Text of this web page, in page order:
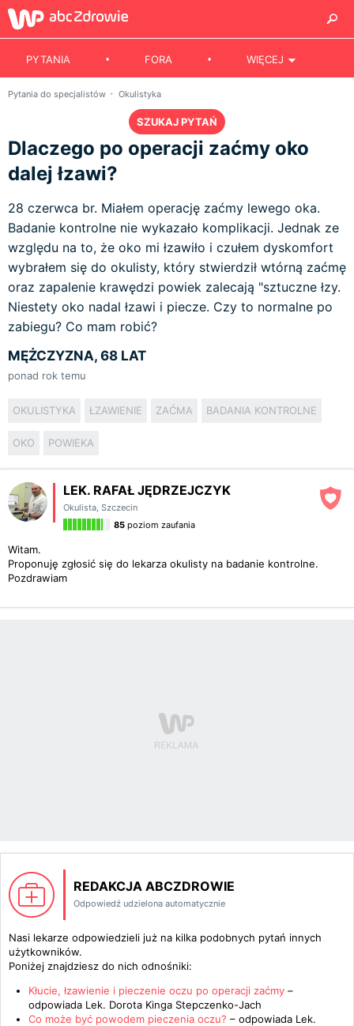
PYTANIA FORA WIĘCEJ
Pytania do specjalistów Okulistyka
SZUKAJ PYTAŃ
Dlaczego po operacji zaćmy oko
dalej łzawi?
28 czerwca br. Miałem operację zaćmy lewego oka.
Badanie kontrolne nie wykazało komplikacji. Jednak ze
względu na to, że oko mi łzawiło i czułem dyskomfort
wybrałem się do okulisty, który stwierdził wtórną zaćmę
oraz zapalenie krawędzi powiek zalecają "sztuczne łzy.
Niestety oko nadal łzawi i piecze. Czy to normalne po
zabiegu? Co mam robić?
MĘŻCZYZNA, 68 LAT
ponad rok temu
OKULISTYKA ŁZAWIENIE ZAĆMA BADANIA KONTROLNE
OKO POWIEKA
LEK. RAFAŁ JĘDRZEJCZYK
Okulista, Szczecin
85 poziom zaufania
Witam.
Proponuję zgłosić się do lekarza okulisty na badanie kontrolne.
Pozdrawiam
REDAKCJA ABCZDROWIE
Odpowiedź udzielona automatycznie
Nasi lekarze odpowiedzieli już na kilka podobnych pytań innych
użytkowników.
Poniżej znajdziesz do nich odnośniki:
Kłucie, łzawienie i pieczenie oczu po operacji zaćmy –
odpowiada Lek. Dorota Kinga Stepczenko-Jach
Co może być powodem pieczenia oczu? – odpowiada Lek.